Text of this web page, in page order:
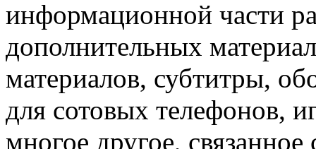
информационной части
дополнительных
материалов, субтитры,
для сотовых телефонов,
многое другое, связанное